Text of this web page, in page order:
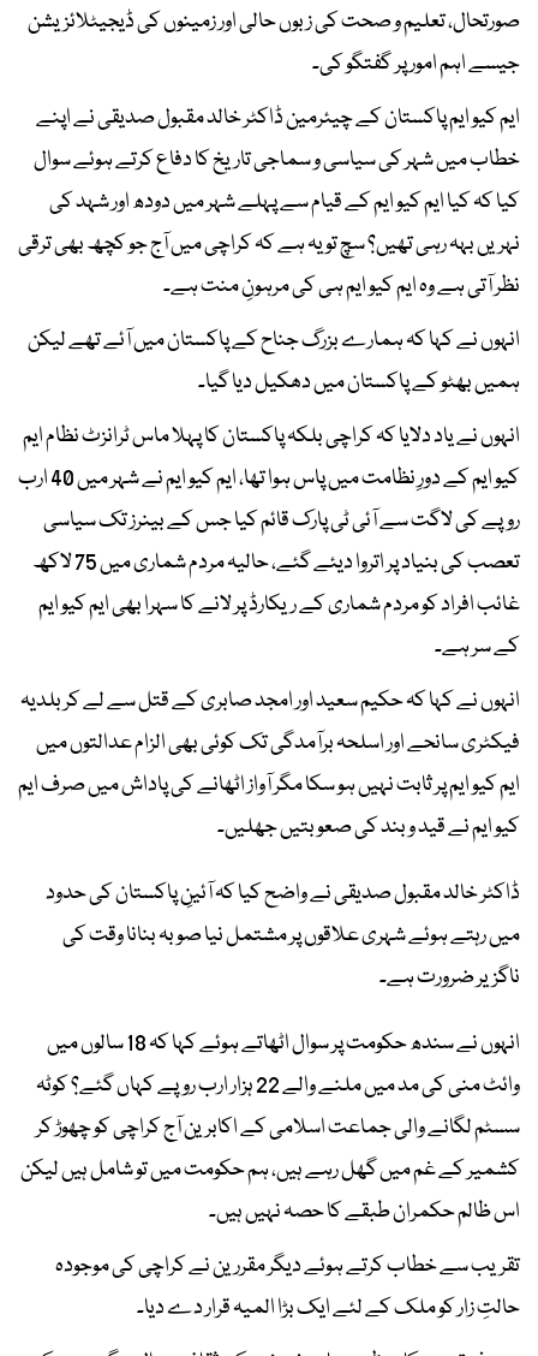
صورتحال، تعلیم و صحت کی زبوں حالی اور زمینوں کی ڈیجیٹلائزیشن
جیسے اہم امور پر گفتگو کی۔
​ایم کیو ایم پاکستان کے چیئرمین ڈاکٹر خالد مقبول صدیقی نے اپنے
خطاب میں شہر کی سیاسی و سماجی تاریخ کا دفاع کرتے ہوئے سوال
کیا کہ کیا ایم کیو ایم کے قیام سے پہلے شہر میں دودھ اور شہد کی
نہریں بہہ رہی تھیں؟ سچ تو یہ ہے کہ کراچی میں آج جو کچھ بھی ترقی
نظر آتی ہے وہ ایم کیو ایم ہی کی مرہونِ منت ہے۔
انہوں نے کہا کہ ہمارے بزرگ جناح کے پاکستان میں آئے تھے لیکن
ہمیں بھٹو کے پاکستان میں دھکیل دیا گیا۔
انہوں نے یاد دلایا کہ کراچی بلکہ پاکستان کا پہلا ماس ٹرانزٹ نظام ایم
کیو ایم کے دورِ نظامت میں پاس ہوا تھا، ایم کیو ایم نے شہر میں 40 ارب
روپے کی لاگت سے آئی ٹی پارک قائم کیا جس کے بینرز تک سیاسی
تعصب کی بنیاد پر اتروا دیئے گئے، حالیہ مردم شماری میں 75 لاکھ
غائب افراد کو مردم شماری کے ریکارڈ پر لانے کا سہرا بھی ایم کیو ایم
کے سر ہے۔
انہوں نے کہا کہ حکیم سعید اور امجد صابری کے قتل سے لے کر بلدیہ
فیکٹری سانحے اور اسلحہ برآمدگی تک کوئی بھی الزام عدالتوں میں
ایم کیو ایم پر ثابت نہیں ہو سکا مگر آواز اٹھانے کی پاداش میں صرف ایم
کیو ایم نے قید و بند کی صعوبتیں جھلیں۔
ڈاکٹر خالد مقبول صدیقی نے واضح کیا کہ آئینِ پاکستان کی حدود
میں رہتے ہوئے شہری علاقوں پر مشتمل نیا صوبہ بنانا وقت کی
ناگزیر ضرورت ہے۔
انہوں نے سندھ حکومت پر سوال اٹھاتے ہوئے کہا کہ 18 سالوں میں
وائٹ منی کی مد میں ملنے والے 22 ہزار ارب روپے کہاں گئے؟ کوٹہ
سسٹم لگانے والی جماعت اسلامی کے اکابرین آج کراچی کو چھوڑ کر
کشمیر کے غم میں گھل رہے ہیں، ہم حکومت میں تو شامل ہیں لیکن
اس ظالم حکمران طبقے کا حصہ نہیں ہیں۔
​تقریب سے خطاب کرتے ہوئے دیگر مقررین نے کراچی کی موجودہ
حالتِ زار کو ملک کے لئے ایک بڑا المیہ قرار دے دیا۔